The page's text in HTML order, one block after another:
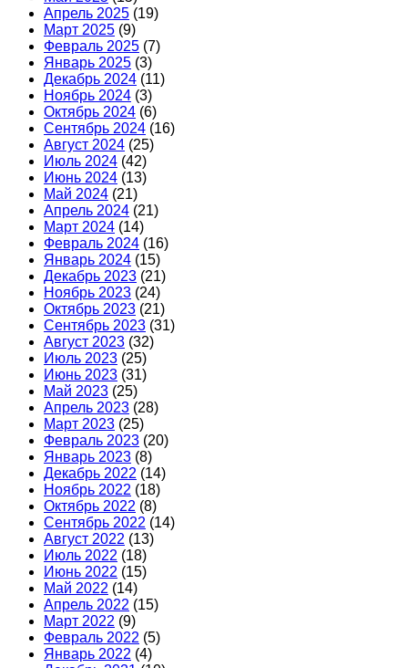
Апрель 2025 (19)
Март 2025 (9)
Февраль 2025 (7)
Январь 2025 (3)
Декабрь 2024 (11)
Ноябрь 2024 (3)
Октябрь 2024 (6)
Сентябрь 2024 (16)
Август 2024 (25)
Июль 2024 (42)
Июнь 2024 (13)
Май 2024 (21)
Апрель 2024 (21)
Март 2024 (14)
Февраль 2024 (16)
Январь 2024 (15)
Декабрь 2023 (21)
Ноябрь 2023 (24)
Октябрь 2023 (21)
Сентябрь 2023 (31)
Август 2023 (32)
Июль 2023 (25)
Июнь 2023 (31)
Май 2023 (25)
Апрель 2023 (28)
Март 2023 (25)
Февраль 2023 (20)
Январь 2023 (8)
Декабрь 2022 (14)
Ноябрь 2022 (18)
Октябрь 2022 (8)
Сентябрь 2022 (14)
Август 2022 (13)
Июль 2022 (18)
Июнь 2022 (15)
Май 2022 (14)
Апрель 2022 (15)
Март 2022 (9)
Февраль 2022 (5)
Январь 2022 (4)